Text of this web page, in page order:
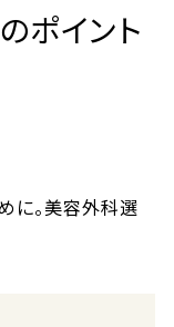
ポイント